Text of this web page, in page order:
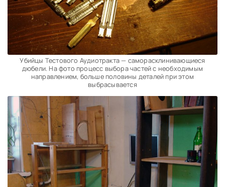
Убийцы Тестового Аудиотракта — саморасклинивающиеся
дюбели. На фото процесс выбора частей с необходимым
направлением, больше половины деталей при этом
выбрасывается